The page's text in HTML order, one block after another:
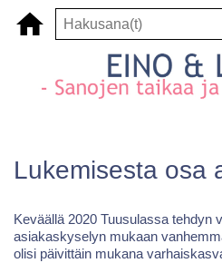
Lukemisesta osa
Keväällä 2020 Tuusulassa tehdyn
asiakaskyselyn mukaan
olisi päivittäin mukana